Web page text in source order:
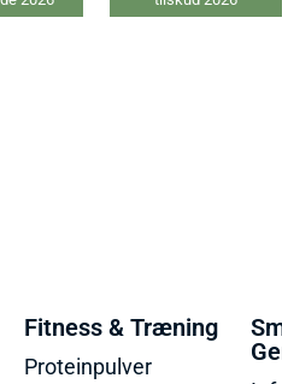
Fitness & Træning
Proteinpulver